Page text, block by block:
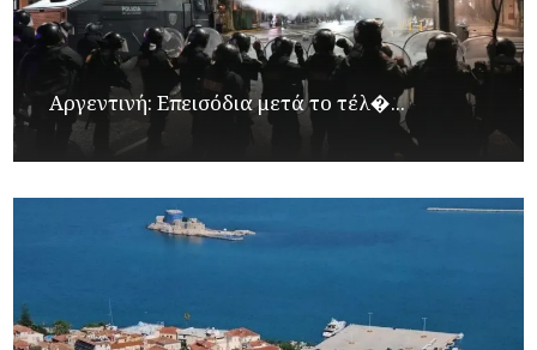
Αργεντινή: Επεισόδια μετά το τέλ�...